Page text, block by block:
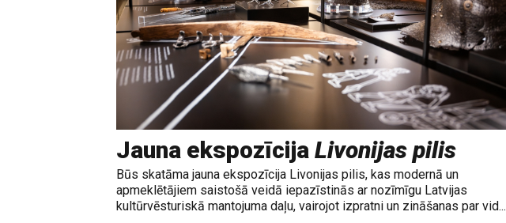
Jauna ekspozīcija Livonijas pilis
Būs skatāma jauna ekspozīcija Livonijas pilis, kas modernā un
apmeklētājiem saistošā veidā iepazīstinās ar nozīmīgu Latvijas
kultūrvēsturiskā mantojuma daļu, vairojot izpratni un zināšanas par vid...